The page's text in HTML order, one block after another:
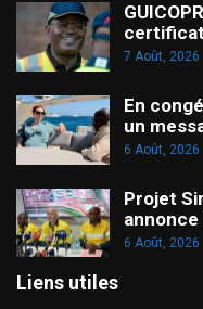
7 Août, 2026
En
un
6 Août, 2026
Projet
annonce
6 Août, 2026
Liens utiles